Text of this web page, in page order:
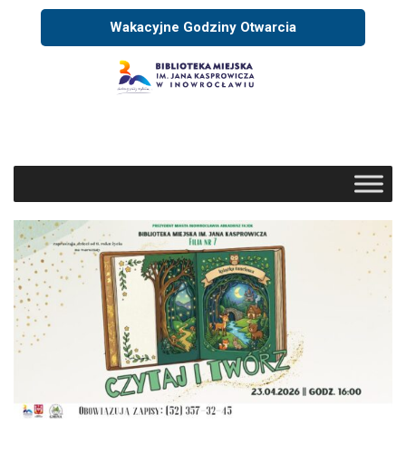
Wakacyjne Godziny Otwarcia